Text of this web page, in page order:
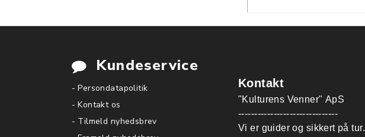
Kundeservice
- Persondatapolitik
- Kontakt os
- Tilmeld nyhedsbrev
Kontakt
"Kulturens Venner" ApS
-------------------------------
Vi er guider og sikkert på tur.